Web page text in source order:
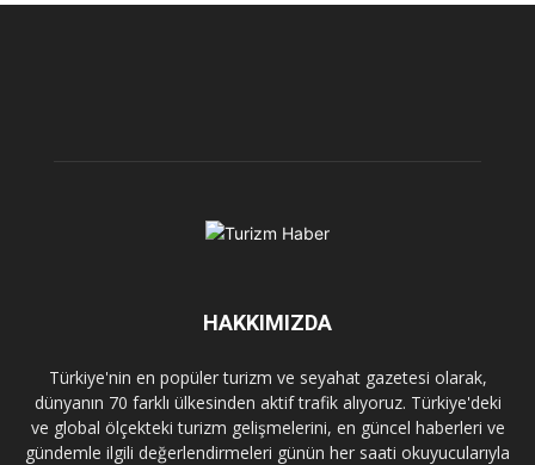
HAKKIMIZDA
Türkiye'nin en popüler turizm ve seyahat gazetesi olarak,
dünyanın 70 farklı ülkesinden aktif trafik alıyoruz. Türkiye'deki
ve global ölçekteki turizm gelişmelerini, en güncel haberleri ve
gündemle ilgili değerlendirmeleri günün her saati okuyucularıyla